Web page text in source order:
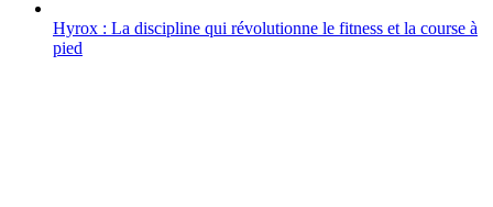
Hyrox : La discipline qui révolutionne le fitness et la course à
pied